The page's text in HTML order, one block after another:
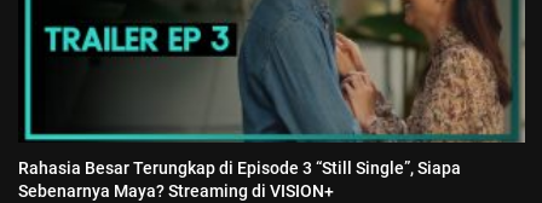
Rahasia Besar Terungkap di Episode 3 “Still Single”, Siapa
Sebenarnya Maya? Streaming di VISION+